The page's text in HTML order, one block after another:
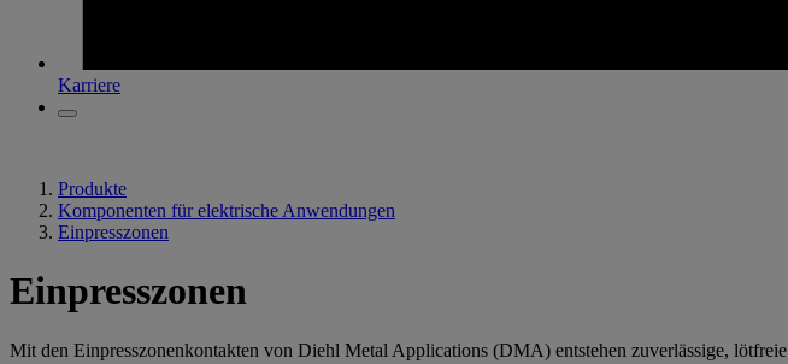
Karriere
Produkte
Komponenten für elektrische Anwendungen
Einpresszonen
Einpresszonen
Mit den Einpresszonenkontakten von Diehl Metal Applications (DMA) entstehen zuverlässige,